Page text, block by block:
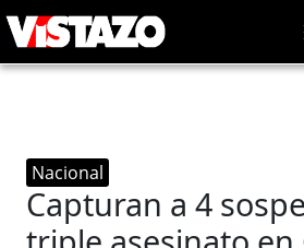
Nacional
Capturan a 4